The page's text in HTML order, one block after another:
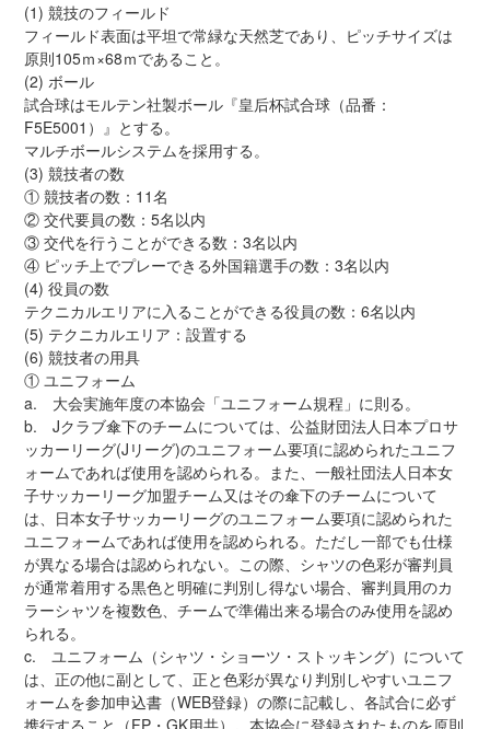
(1) 競技のフィールド
フィールド表面は平坦で常緑な天然芝であり、ピッチサイズは
原則105ｍ×68ｍであること。
(2) ボール
試合球はモルテン社製ボール『皇后杯試合球（品番：
F5E5001）』とする。
マルチボールシステムを採用する。
(3) 競技者の数
① 競技者の数：11名
② 交代要員の数：5名以内
③ 交代を行うことができる数：3名以内
④ ピッチ上でプレーできる外国籍選手の数：3名以内
(4) 役員の数
テクニカルエリアに入ることができる役員の数：6名以内
(5) テクニカルエリア：設置する
(6) 競技者の用具
① ユニフォーム
a. 大会実施年度の本協会「ユニフォーム規程」に則る。
b. Jクラブ傘下のチームについては、公益財団法人日本プロサ
ッカーリーグ(Jリーグ)のユニフォーム要項に認められたユニフ
ォームであれば使用を認められる。また、一般社団法人日本女
子サッカーリーグ加盟チーム又はその傘下のチームについて
は、日本女子サッカーリーグのユニフォーム要項に認められた
ユニフォームであれば使用を認められる。ただし一部でも仕様
が異なる場合は認められない。この際、シャツの色彩が審判員
が通常着用する黒色と明確に判別し得ない場合、審判員用のカ
ラーシャツを複数色、チームで準備出来る場合のみ使用を認め
られる。
c. ユニフォーム（シャツ・ショーツ・ストッキング）について
は、正の他に副として、正と色彩が異なり判別しやすいユニフ
ォームを参加申込書（WEB登録）の際に記載し、各試合に必ず
携行すること（FP・GK用共）。本協会に登録されたものを原則